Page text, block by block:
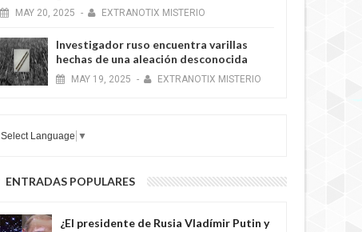
MAY 20, 2025 - EXTRANOTIX MISTERIO
Investigador ruso encuentra varillas
hechas de una aleación desconocida
MAY 19, 2025 - EXTRANOTIX MISTERIO
Select Language ▼
ENTRADAS POPULARES
¿El presidente de Rusia Vladímir Putin y